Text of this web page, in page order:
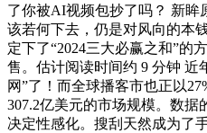
了你被AI视频包抄了吗？ 新眸
该若何下去，仍是对风向的本
定下了“2024三大必赢之和”的
售。估计阅读时间约 9 分钟 近
网”了！而全球播客市也正以
307.2亿美元的市场规模。数据
决定性感化。搜刮天然成为了